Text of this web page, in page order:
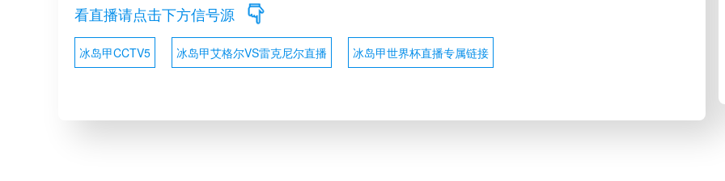
看直播请点击下方信号源
冰岛甲CCTV5 冰岛甲艾格尔VS雷克尼尔直播 冰岛甲世界杯直播专属链接